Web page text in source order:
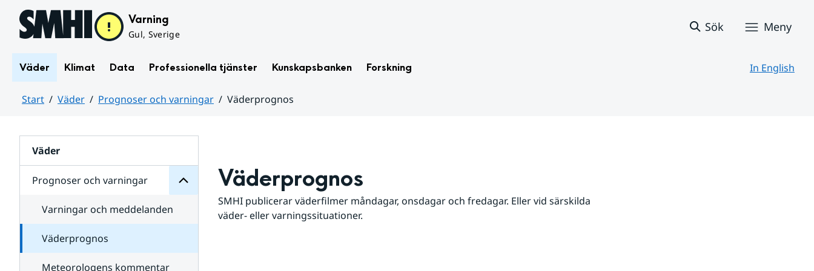
Hoppa till sidans innehåll Varning
Gul, Sverige
Sök Meny
Väder Klimat Data Professionella tjänster Kunskapsbanken Forskning In English
Start Väder Prognoser och varningar
Väderprognos
Väder
Prognoser och varningar
för
varningar
Varningar och meddelanden
Väderprognos
Meteorologens kommentar
Väderprognos
SMHI publicerar väderfilmer måndagar, onsdagar och fredagar. Eller vid särskilda
väder- eller varningssituationer.